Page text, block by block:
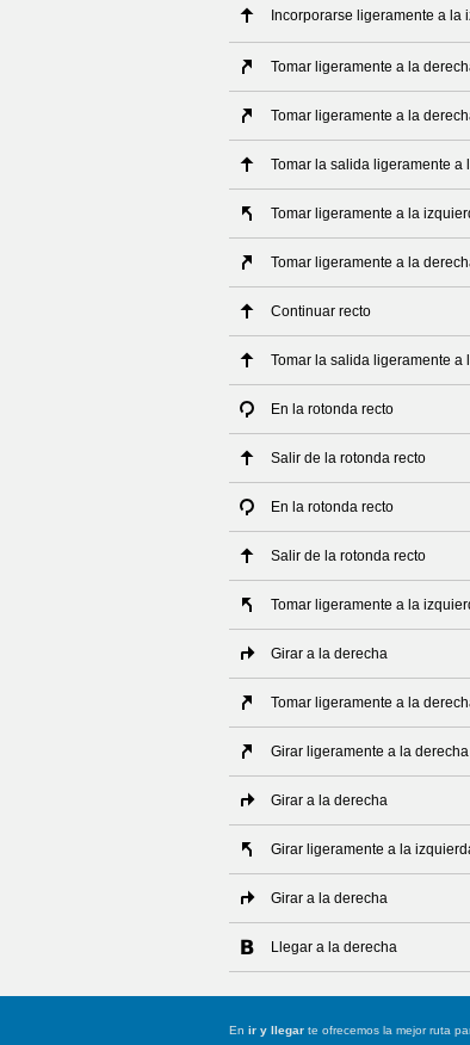
Incorporarse ligeramente a la
Tomar ligeramente a la
Tomar ligeramente a la
Tomar la salida ligeramente a
Tomar ligeramente a la
Tomar ligeramente a la
Continuar recto
Tomar la salida ligeramente a
En la rotonda recto
Salir de la rotonda recto
En la rotonda recto
Salir de la rotonda recto
Tomar ligeramente a la
Girar a la derecha
Tomar ligeramente a la
Girar ligeramente a la
Girar a la derecha
Girar ligeramente a la
Girar a la derecha
Llegar a la derecha
En ir y llegar te ofrecemos la mejor ruta